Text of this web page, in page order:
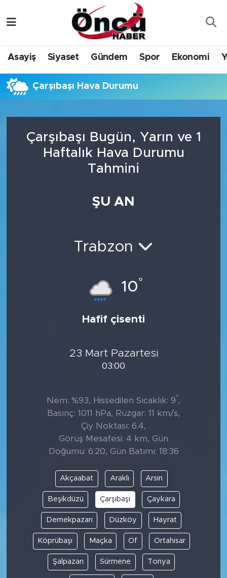
Asayiş Siyaset Gündem Spor Ekonomi
Çarşıbaşı Hava Durumu
Çarşıbaşı Bugün, Yarın ve 1
Haftalık Hava Durumu
Tahmini
ŞU AN
Trabzon
10°
Hafif çisenti
23 Mart Pazartesi
03:00
Nem: %93, Hissedilen Sıcaklık: 9°,
Basınç: 1011 hPa, Rüzgar: 11 km/s,
Çiy Noktası: 6.4,
Görüş Mesafesi: 4 km, Gün
Doğumu: 6:20, Gün Batımı: 18:36
Akçaabat Araklı Arsin
Beşikdüzü Çarşıbaşı Çaykara
Dernekpazarı Düzköy Hayrat
Köprübaşı Maçka Of Ortahisar
Şalpazarı Sürmene Tonya
Gündem
Sağlık & Çevre
Spor
Siyaset
Düzce Nöbetçi Eczaneler
Düzce Hava Durumu
Düzce Namaz Vakitleri
Düzce Trafik Yoğunluk Haritası
Süper Lig Puan Durumu ve Fikstür
Tüm Manşetler